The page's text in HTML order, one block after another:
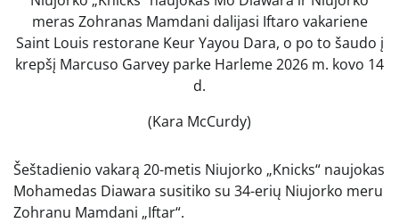
meras Zohranas Mamdani dalijasi Iftaro vakariene
Saint Louis restorane Keur Yayou Dara, o po to šaudo į
krepšį Marcuso Garvey parke Harleme 2026 m. kovo 14
d.
(Kara McCurdy)
Šeštadienio vakarą 20-metis Niujorko „Knicks“ naujokas
Mohamedas Diawara susitiko su 34-erių Niujorko meru
Zohranu Mamdani „Iftar“.